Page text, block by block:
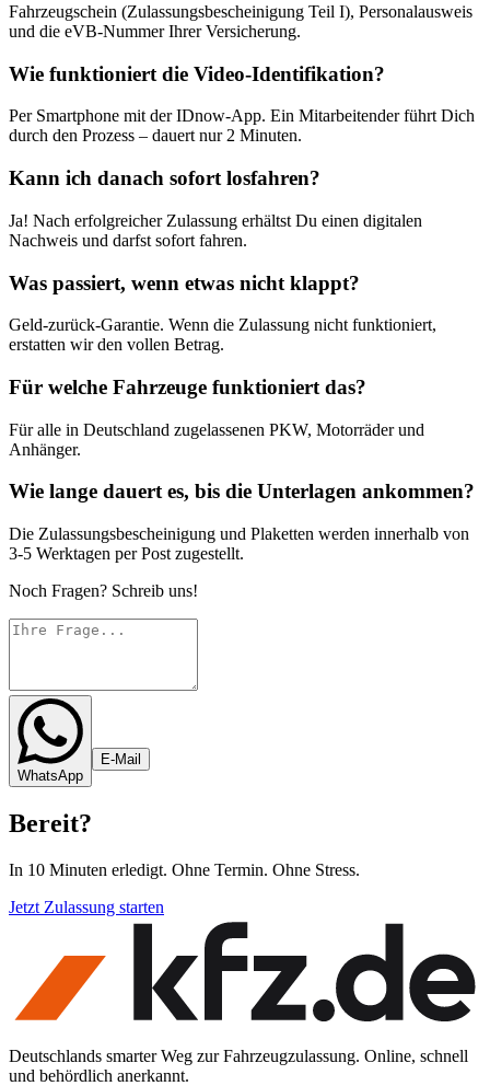
Fahrzeugschein (Zulassungsbescheinigung Teil I), Personalausweis
und die eVB-Nummer Ihrer Versicherung.
Wie funktioniert die Video-Identifikation?
Per Smartphone mit der IDnow-App. Ein Mitarbeitender führt Dich
durch den Prozess – dauert nur 2 Minuten.
Kann ich danach sofort losfahren?
Ja! Nach erfolgreicher Zulassung erhältst Du einen digitalen
Nachweis und darfst sofort fahren.
Was passiert, wenn etwas nicht klappt?
Geld-zurück-Garantie. Wenn die Zulassung nicht funktioniert,
erstatten wir den vollen Betrag.
Für welche Fahrzeuge funktioniert das?
Für alle in Deutschland zugelassenen PKW, Motorräder und
Anhänger.
Wie lange dauert es, bis die Unterlagen ankommen?
Die Zulassungsbescheinigung und Plaketten werden innerhalb von
3-5 Werktagen per Post zugestellt.
Noch Fragen? Schreib uns!
WhatsApp
E-Mail
Bereit?
In 10 Minuten erledigt. Ohne Termin. Ohne Stress.
Jetzt Zulassung starten
Deutschlands smarter Weg zur Fahrzeugzulassung. Online, schnell
und behördlich anerkannt.